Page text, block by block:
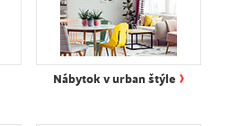
Nábytok v urban štýle ›